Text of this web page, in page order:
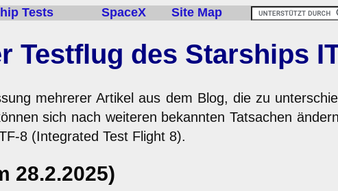
Tests SpaceX Site Map
Testflug des Starships
mehrerer Artikel aus dem Blog, die zu
sich nach weiteren bekannten Tatsachen
8 (Integrated Test Flight 8).
28.2.2025)